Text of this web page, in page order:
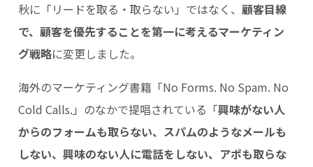
秋に「リードを取る・取らない」ではなく、 顧客目線
で、顧客を優先することを第一に考えるマーケティン
グ戦略に変更しました。
海外のマーケティング書籍「No Forms. No Spam. No
Cold Calls.」のなかで提唱されている「興味がない人
からのフォームも取らない、スパムのようなメールも
しない、興味のない人に電話をしない、アポも取らな